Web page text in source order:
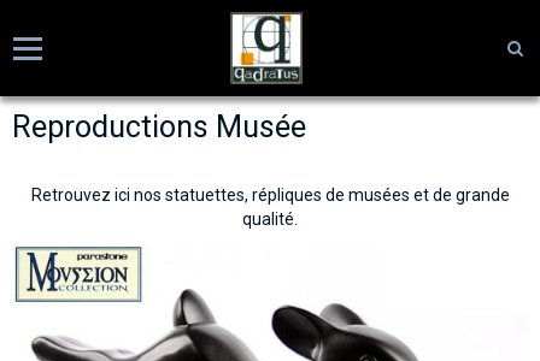
Reproductions Musée
Retrouvez ici nos statuettes, répliques de musées et de grande
qualité.